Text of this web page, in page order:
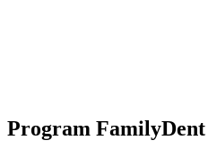
Program FamilyDent